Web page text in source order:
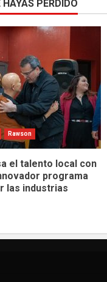
HAYAS PERDIDO
Rawson
el talento local con
programa
las industrias